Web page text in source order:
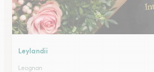
Leylandii
Leognan